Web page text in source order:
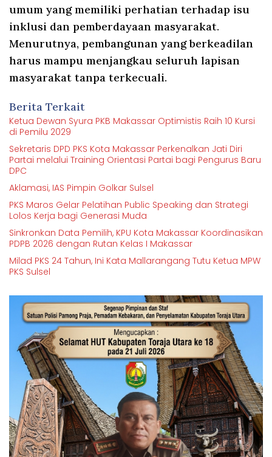
umum yang memiliki perhatian terhadap isu
inklusi dan pemberdayaan masyarakat.
Menurutnya, pembangunan yang berkeadilan
harus mampu menjangkau seluruh lapisan
masyarakat tanpa terkecuali.
Berita Terkait
Ketua Dewan Syura PKB Makassar Optimistis Raih 10 Kursi
di Pemilu 2029
Sekretaris DPD PKS Kota Makassar Perkenalkan Jati Diri
Partai melalui Training Orientasi Partai bagi Pengurus Baru
DPC
Aklamasi, IAS Pimpin Golkar Sulsel
PKS Maros Gelar Pelatihan Public Speaking dan Strategi
Lolos Kerja bagi Generasi Muda
Sinkronkan Data Pemilih, KPU Kota Makassar Koordinasikan
PDPB 2026 dengan Rutan Kelas I Makassar
Milad PKS 24 Tahun, Ini Kata Mallarangang Tutu Ketua MPW
PKS Sulsel